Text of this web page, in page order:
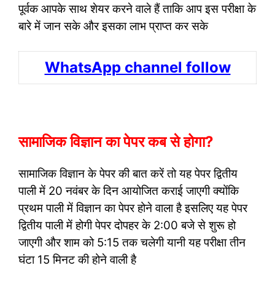
पूर्वक आपके साथ शेयर करने वाले हैं ताकि आप इस परीक्षा के
बारे में जान सके और इसका लाभ प्राप्त कर सके
WhatsApp channel follow
सामाजिक विज्ञान का पेपर कब से होगा?
सामाजिक विज्ञान के पेपर की बात करें तो यह पेपर द्वितीय
पाली में 20 नवंबर के दिन आयोजित कराई जाएगी क्योंकि
प्रथम पाली में विज्ञान का पेपर होने वाला है इसलिए यह पेपर
द्वितीय पाली में होगी पेपर दोपहर के 2:00 बजे से शुरू हो
जाएगी और शाम को 5:15 तक चलेगी यानी यह परीक्षा तीन
घंटा 15 मिनट की होने वाली है